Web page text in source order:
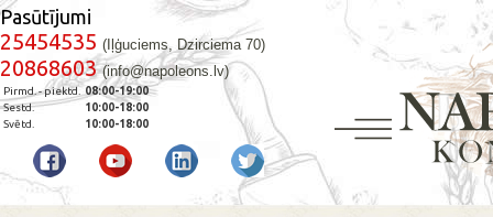
Pasūtījumi
25454535 (Iļģuciems, Dzirciema 70)
20868603(info@napoleons.lv)
Pirmd. - piektd. 08:00-19:00
Sestd.
10:00-18:00
Svētd.
10:00-18:00